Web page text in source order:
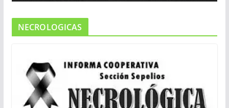
NECROLOGICAS